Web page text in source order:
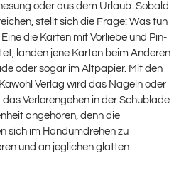
oder aus dem Urlaub. Sobald
stellt sich die Frage: Was tun
die Karten mit Vorliebe und Pin-
landen jene Karten beim Anderen
oder sogar im Altpapier. Mit den
Verlag wird das Nageln oder
Verlorengehen in der Schublade
angehören, denn die
sich im Handumdrehen zu
und an jeglichen glatten